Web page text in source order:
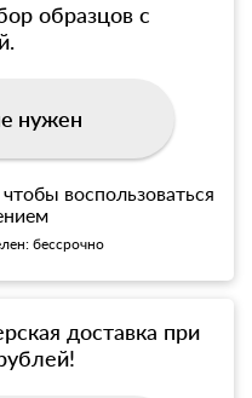
образцов с
нужен
чтобы воспользоваться
бессрочно
доставка при